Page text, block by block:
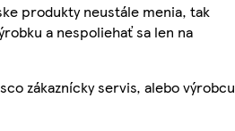
produkty neustále menia, tak
a nespoliehať sa len na
zákaznícky servis, alebo výrobcu